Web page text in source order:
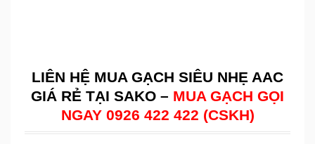
LIÊN HỆ MUA GẠCH SIÊU NHẸ AAC
GIÁ RẺ TẠI SAKO – MUA GẠCH GỌI
NGAY 0926 422 422 (CSKH)